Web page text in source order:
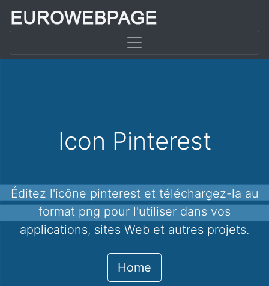
Icon Pinterest
Éditez l'icône pinterest et téléchargez-la au
format png pour l'utiliser dans vos
applications, sites Web et autres projets.
Home